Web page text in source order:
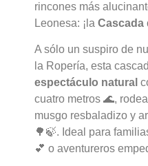
rincones más
Leonesa: ¡la Cascada
A sólo un suspiro de
la Ropería, esta
espectáculo natural
cuatro metros 🌊,
musgo resbaladizo y
🌳🍃. Ideal para
💕 o aventureros